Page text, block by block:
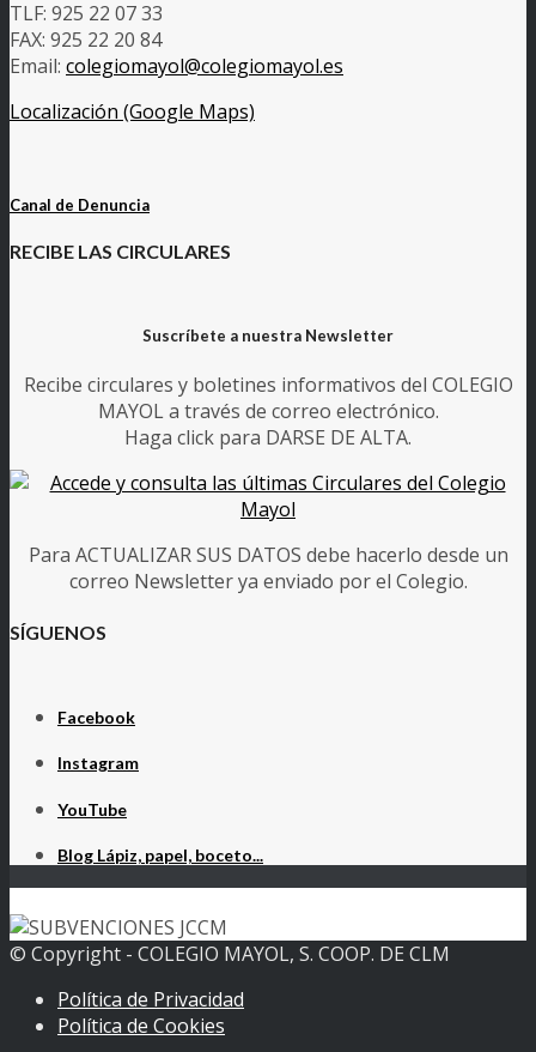
TLF: 925 22 07 33
FAX: 925 22 20 84
Email: colegiomayol@colegiomayol.es
Localización (Google Maps)
Canal de Denuncia
RECIBE LAS CIRCULARES
Suscríbete a nuestra Newsletter
Recibe circulares y boletines informativos del COLEGIO
MAYOL a través de correo electrónico.
Haga click para DARSE DE ALTA.
Para ACTUALIZAR SUS DATOS debe hacerlo desde un
correo Newsletter ya enviado por el Colegio.
SÍGUENOS
Facebook
Instagram
YouTube
Blog Lápiz, papel, boceto...
© Copyright - COLEGIO MAYOL, S. COOP. DE CLM
Política de Privacidad
Política de Cookies